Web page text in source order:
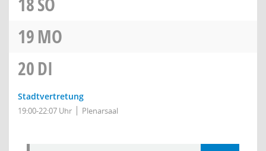
19MO
20DI
Stadtvertretung
19:00-22:07 Uhr Plenarsaal